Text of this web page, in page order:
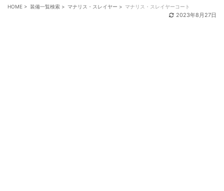
HOME > 装備一覧検索 > マナリス・スレイヤー > マナリス・スレイヤーコート
2023年8月27日